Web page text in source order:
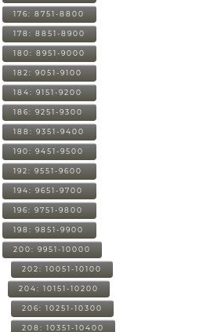
176: 8751-8800
178: 8851-8900
180: 8951-9000
182: 9051-9100
184: 9151-9200
186: 9251-9300
188: 9351-9400
190: 9451-9500
192: 9551-9600
194: 9651-9700
196: 9751-9800
198: 9851-9900
200: 9951-10000
202: 10051-10100
204: 10151-10200
206: 10251-10300
208: 10351-10400